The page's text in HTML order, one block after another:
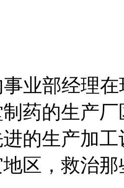
业部经理在
药的生产
的生产加
区，救治